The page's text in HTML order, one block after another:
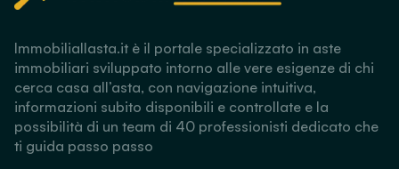
Immobiliallasta.it è il portale specializzato in aste
immobiliari sviluppato intorno alle vere esigenze di chi
cerca casa all’asta, con navigazione intuitiva,
informazioni subito disponibili e controllate e la
possibilità di un team di 40 professionisti dedicato che
ti guida passo passo